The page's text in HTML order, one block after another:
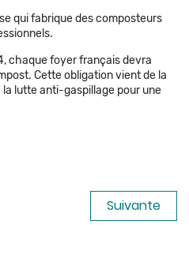
qui fabrique des composteurs
chaque foyer français devra
Cette obligation vient de la
lutte anti-gaspillage pour une
Suivante